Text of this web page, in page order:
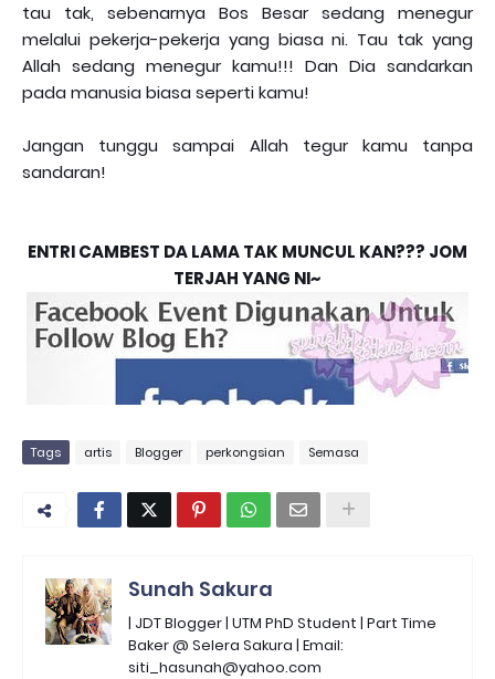
tau tak, sebenarnya Bos Besar sedang menegur
melalui pekerja-pekerja yang biasa ni. Tau tak yang
Allah sedang menegur kamu!!! Dan Dia sandarkan
pada manusia biasa seperti kamu!
Jangan tunggu sampai Allah tegur kamu tanpa
sandaran!
ENTRI CAMBEST DA LAMA TAK MUNCUL KAN??? JOM
TERJAH YANG NI~
Tags artis Blogger perkongsian Semasa
Sunah Sakura
| JDT Blogger | UTM PhD Student | Part Time
Baker @ Selera Sakura | Email:
siti_hasunah@yahoo.com